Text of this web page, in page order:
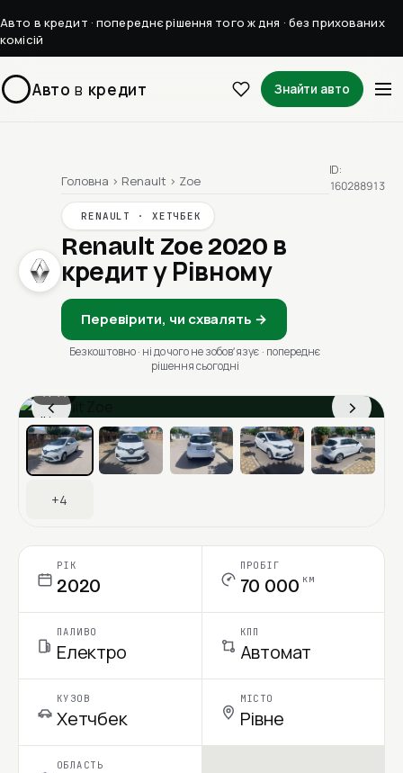
Авто в кредит · попереднє рішення того ж дня · без прихованих
комісій
Авто в кредит Знайти авто
Головна › Renault › Zoe
RENAULT · ХЕТЧБЕК
Renault Zoe 2020 в
кредит у Рівному
Перевірити, чи схвалять →
Безкоштовно · ні до чого не зобовʼязує · попереднє
рішення сьогодні
ID:
160288913
‹ ›
1 / 11
Ціна в місяць
+4
РІК
2020
ПРОБІГ
70 000 км
ПАЛИВО
Електро
КПП
Автомат
КУЗОВ
Хетчбек
МІСТО
Рівне
ОБЛАСТЬ